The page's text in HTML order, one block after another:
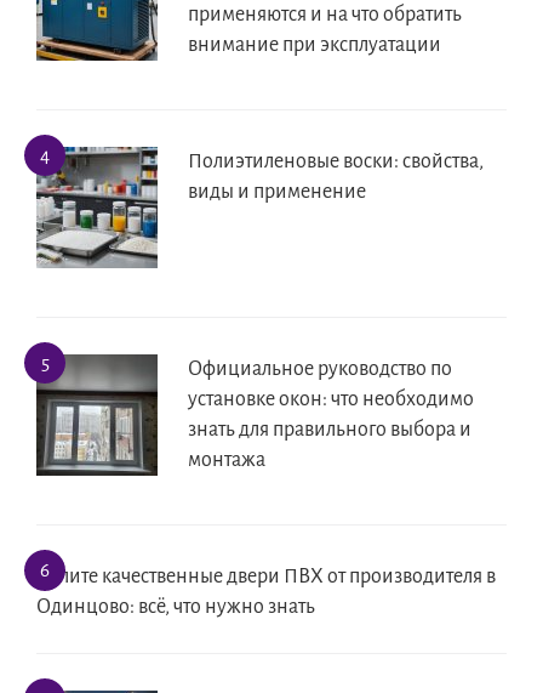
применяются и на что обратить
внимание при эксплуатации
Полиэтиленовые воски: свойства,
виды и применение
Официальное руководство по
установке окон: что необходимо
знать для правильного выбора и
монтажа
Купите качественные двери ПВХ от производителя в
Одинцово: всё, что нужно знать